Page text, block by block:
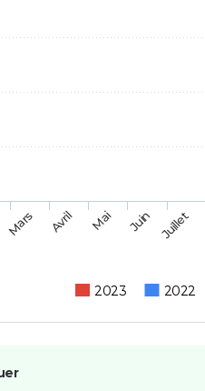
2023 2022
Mars Avril Mai Juin Juillet